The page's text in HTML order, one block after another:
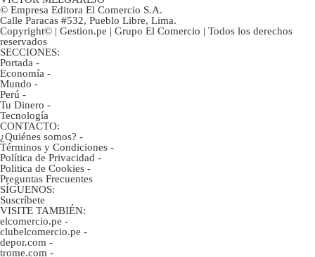
© Empresa Editora El Comercio S.A.
Calle Paracas #532, Pueblo Libre, Lima.
Copyright© | Gestion.pe | Grupo El Comercio | Todos los derechos
reservados
SECCIONES:
Portada -
Economía -
Mundo -
Perú -
Tu Dinero -
Tecnología
CONTACTO:
¿Quiénes somos? -
Términos y Condiciones -
Política de Privacidad -
Politica de Cookies -
Preguntas Frecuentes
SÍGUENOS:
Suscríbete
VISITE TAMBIÉN:
elcomercio.pe -
clubelcomercio.pe -
depor.com -
trome.com -